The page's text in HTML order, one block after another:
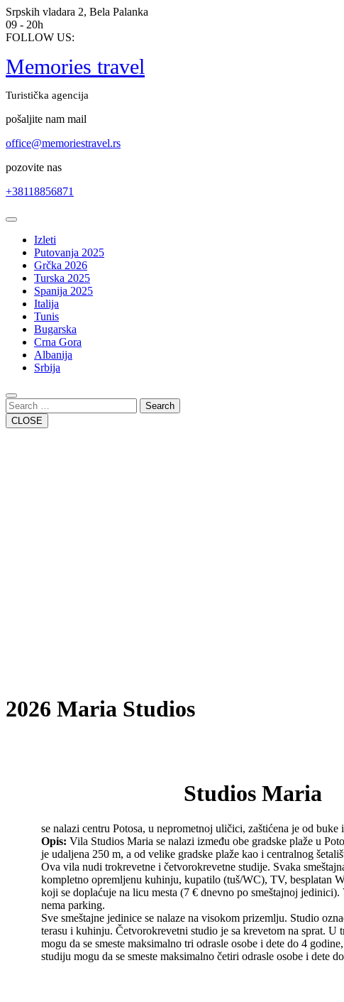
Skip
to
content
Srpskih vladara 2, Bela Palanka
09 - 20h
FOLLOW US:
Memories travel
Turistička agencija
pošaljite nam mail
office@memoriestravel.rs
pozovite nas
+38118856871
Open
ButtonIzleti
Putovanja 2025
Grčka 2026
Turska 2025
Spanija 2025
Italija
Tunis
Bugarska
Crna Gora
Albanija
Srbija
Close
Button
Search
CLOSE
2026 Maria Studios
Studios Maria
se nalazi centru Potosa, u neprometnoj uličici, zaštićena je od buke
Opis: Vila Studios Maria se nalazi između obe gradske plaže u
je udaljena 250 m, a od velike gradske plaže kao i centralnog
Ova vila nudi trokrevetne i četvorokrevetne studije. Svaka
kompletno opremljenu kuhinju, kupatilo (tuš/WC), TV, besplatan
koji se doplaćuje na licu mesta (7 € dnevno po smeštajnoj
nema parking.
Sve smeštajne jedinice se nalaze na visokom prizemlju. Studio
terasu i kuhinju. Četvorokrevetni studio je sa krevetom na sprat. U
mogu da se smeste maksimalno tri odrasle osobe i dete do 4
studiju mogu da se smeste maksimalno četiri odrasle osobe i dete